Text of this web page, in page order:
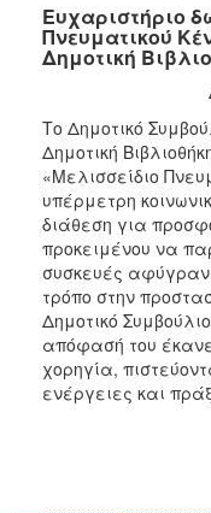
2022
2021
2019
2018
2017
2016
2015
2013
2012
2011
Ευχαριστήριο
Πνευματικού
Δημοτική
Το Δημοτικό
Δημοτική
«Μελισσείδιο
υπέρμετρη
διάθεση για
προκειμένου να
συσκευές
τρόπο στην
Δημοτικό
απόφασή του
χορηγία,
ενέργειες και